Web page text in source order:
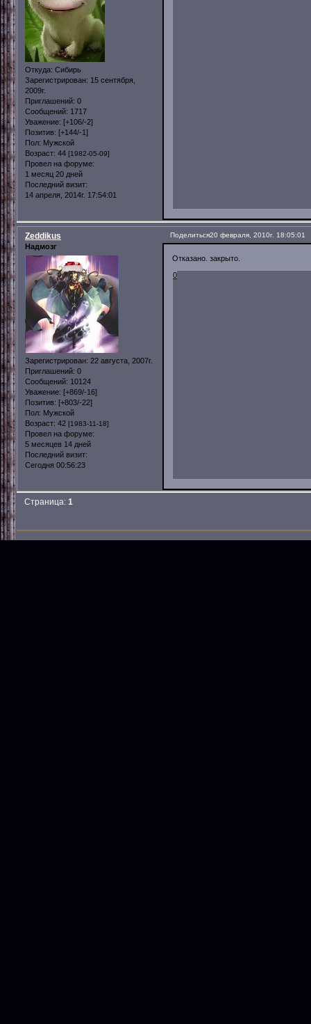
Откуда: Сибирь
Зарегистрирован: 15 сентября,
2009г.
Приглашений: 0
Сообщений: 1717
Уважение: [+106/-2]
Позитив: [+144/-1]
Пол: Мужской
Возраст: 44 [1982-05-09]
Провел на форуме:
1 месяц 20 дней
Последний визит:
14 апреля, 2014г. 17:54:01
Поделиться20 февраля, 2010г. 18:05:01
Zeddikus
Надмозг
Зарегистрирован: 22 августа, 2007г.
Приглашений: 0
Сообщений: 10124
Уважение: [+869/-16]
Позитив: [+803/-22]
Пол: Мужской
Возраст: 42 [1983-11-18]
Провел на форуме:
5 месяцев 14 дней
Последний визит:
Сегодня 00:56:23
Отказано. закрыто.
0
Страница:1